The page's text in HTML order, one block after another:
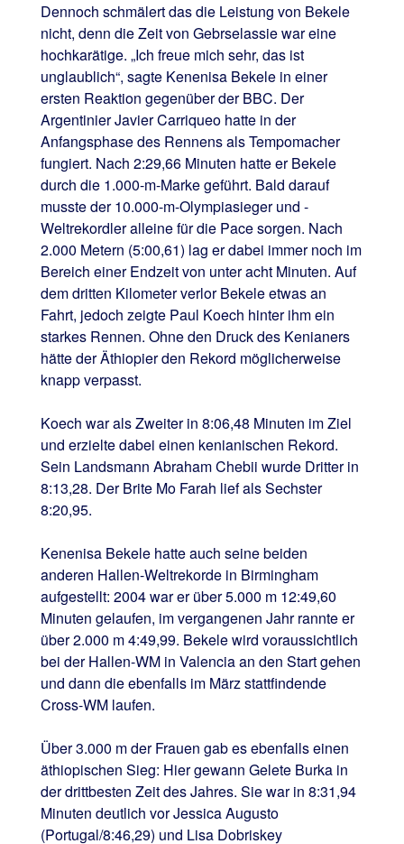
Dennoch schmälert das die Leistung von Bekele
nicht, denn die Zeit von Gebrselassie war eine
hochkarätige. „Ich freue mich sehr, das ist
unglaublich“, sagte Kenenisa Bekele in einer
ersten Reaktion gegenüber der BBC. Der
Argentinier Javier Carriqueo hatte in der
Anfangsphase des Rennens als Tempomacher
fungiert. Nach 2:29,66 Minuten hatte er Bekele
durch die 1.000-m-Marke geführt. Bald darauf
musste der 10.000-m-Olympiasieger und -
Weltrekordler alleine für die Pace sorgen. Nach
2.000 Metern (5:00,61) lag er dabei immer noch im
Bereich einer Endzeit von unter acht Minuten. Auf
dem dritten Kilometer verlor Bekele etwas an
Fahrt, jedoch zeigte Paul Koech hinter ihm ein
starkes Rennen. Ohne den Druck des Kenianers
hätte der Äthiopier den Rekord möglicherweise
knapp verpasst.
Koech war als Zweiter in 8:06,48 Minuten im Ziel
und erzielte dabei einen kenianischen Rekord.
Sein Landsmann Abraham Chebii wurde Dritter in
8:13,28. Der Brite Mo Farah lief als Sechster
8:20,95.
Kenenisa Bekele hatte auch seine beiden
anderen Hallen-Weltrekorde in Birmingham
aufgestellt: 2004 war er über 5.000 m 12:49,60
Minuten gelaufen, im vergangenen Jahr rannte er
über 2.000 m 4:49,99. Bekele wird voraussichtlich
bei der Hallen-WM in Valencia an den Start gehen
und dann die ebenfalls im März stattfindende
Cross-WM laufen.
Über 3.000 m der Frauen gab es ebenfalls einen
äthiopischen Sieg: Hier gewann Gelete Burka in
der drittbesten Zeit des Jahres. Sie war in 8:31,94
Minuten deutlich vor Jessica Augusto
(Portugal/8:46,29) und Lisa Dobriskey